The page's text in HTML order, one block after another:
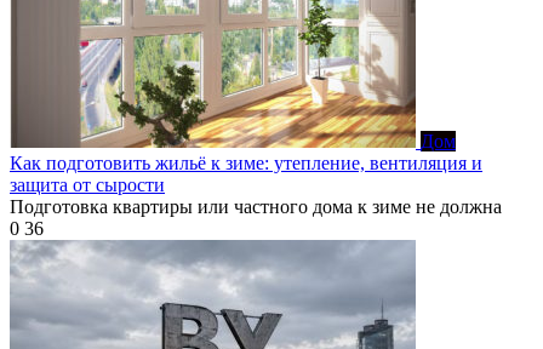
Дом
Как подготовить жильё к зиме: утепление, вентиляция и
защита от сырости
Подготовка квартиры или частного дома к зиме не должна
0 36